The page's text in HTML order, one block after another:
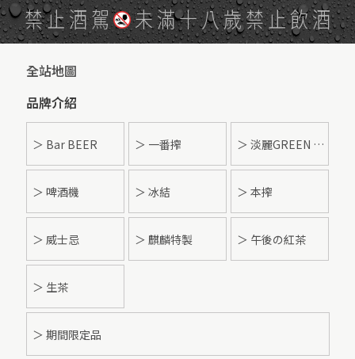
禁止酒駕 未滿十八歲禁止飲酒
全站地圖
品牌介紹
＞ Bar BEER ＞ 一番搾 ＞ 淡麗GREEN LABEL
＞ 啤酒機 ＞ 冰結 ＞ 本搾
＞ 威士忌 ＞ 麒麟特製 ＞ 午後の紅茶
＞ 生茶
＞ 期間限定品